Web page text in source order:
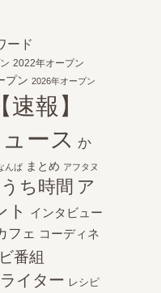
ード
2022年オープン
プン 2026年オープン
【速報】
ース か
んば まとめ アフタヌ
ち時間 ア
ト インタビュー
フェ コーディネ
番組
ライター レシピ